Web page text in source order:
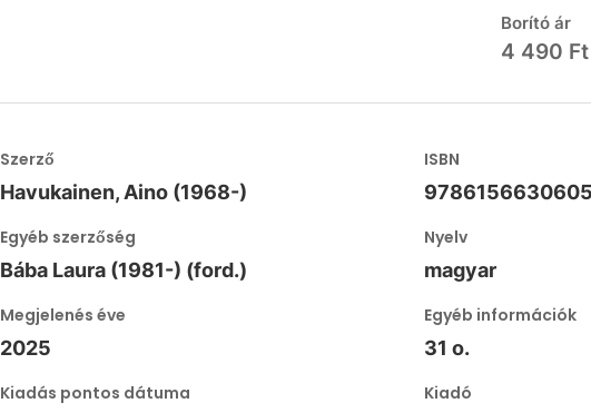
Borító ár
4 490 Ft
Szerző
Havukainen, Aino (1968-)
ISBN
9786156630605
Egyéb szerzőség
Bába Laura (1981-) (ford.)
Nyelv
magyar
Megjelenés éve
2025
Egyéb információk
31 o.
Kiadás pontos dátuma Kiadó